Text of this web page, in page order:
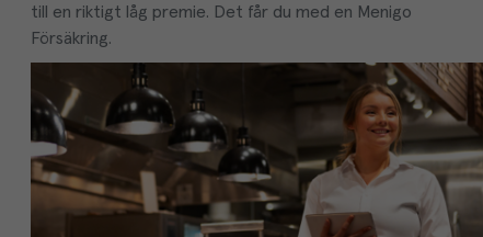
till en riktigt låg premie. Det får du med en Menigo
Försäkring.